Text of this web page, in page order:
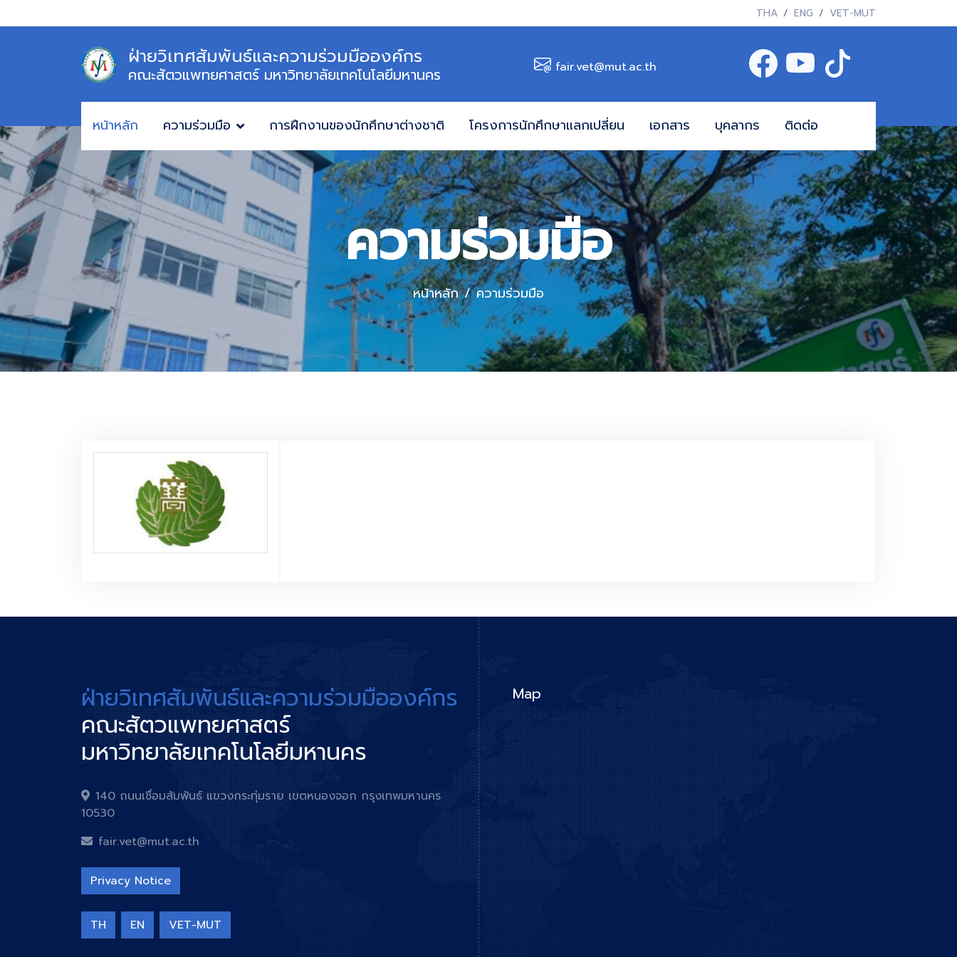
THA ENG VET-MUT
ฝ่ายวิเทศสัมพันธ์และความร่วมมือองค์กร
คณะสัตวแพทยศาสตร์ มหาวิทยาลัยเทคโนโลยีมหานคร fair.vet@mut.ac.th
หน้าหลัก ความร่วมมือ การฝึกงานของนักศึกษาต่างชาติ โครงการนักศึกษาแลกเปลี่ยน เอกสาร บุคลากร ติดต่อ
ความร่วมมือ
หน้าหลัก ความร่วมมือ
ฝ่ายวิเทศสัมพันธ์และความร่วมมือองค์กร
คณะสัตวแพทยศาสตร์
มหาวิทยาลัยเทคโนโลยีมหานคร
140 ถนนเชื่อมสัมพันธ์ แขวงกระทุ่มราย เขตหนองจอก กรุงเทพมหานคร
10530
fair.vet@mut.ac.th
Privacy Notice
TH EN VET-MUT
Map